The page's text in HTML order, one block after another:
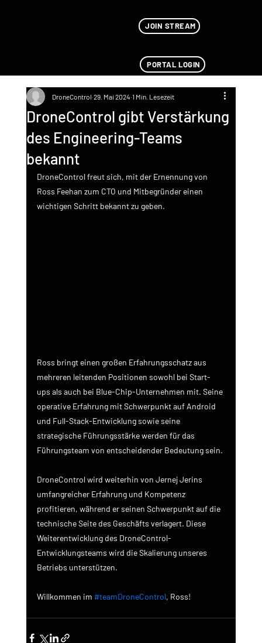
JOIN STREAM
PORTAL LOGIN
DroneControl gibt Verstärkung
des Engineering-Teams
bekannt
DroneControl 29. Mai 2024 1 Min. Lesezeit
DroneControl freut sich, mit der Ernennung von
Ross Feehan zum CTO und Mitbegründer einen
wichtigen Schritt bekannt zu geben.
Ross bringt einen großen Erfahrungsschatz aus
mehreren leitenden Positionen sowohl bei Start-
ups als auch bei Blue-Chip-Unternehmen mit. Seine
operative Erfahrung mit Schwerpunkt auf Android
und Full-Stack-Entwicklung sowie seine
strategische Führungsstärke werden für das
Führungsteam von entscheidender Bedeutung sein.
DroneControl wird weiterhin von Jernej Jerins
umfangreicher Erfahrung und Kompetenz
profitieren, während er seinen Schwerpunkt auf die
technische Seite des Geschäfts verlagert. Diese
Weiterentwicklung des DroneControl-
Entwicklungsteams wird die Skalierung unseres
Betriebs unterstützen.
Willkommen im #teamDroneControl, Ross!